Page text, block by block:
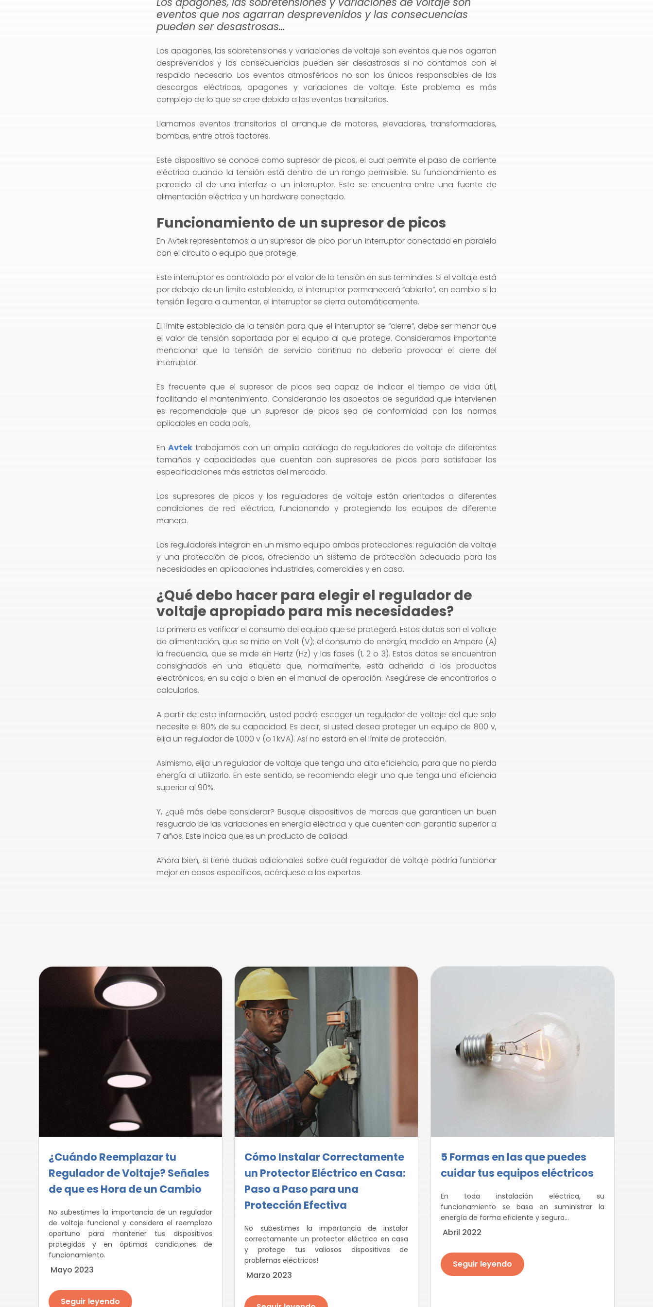
eventos que nos agarran desprevenidos y las consecuencias
pueden ser desastrosas...
Los apagones, las sobretensiones y variaciones de voltaje son eventos que nos agarran
desprevenidos y las consecuencias pueden ser desastrosas si no contamos con el
respaldo necesario. Los eventos atmosféricos no son los únicos responsables de las
descargas eléctricas, apagones y variaciones de voltaje. Este problema es más
complejo de lo que se cree debido a los eventos transitorios.
Llamamos eventos transitorios al arranque de motores, elevadores, transformadores,
bombas, entre otros factores.
Este dispositivo se conoce como supresor de picos, el cual permite el paso de corriente
eléctrica cuando la tensión está dentro de un rango permisible. Su funcionamiento es
parecido al de una interfaz o un interruptor. Este se encuentra entre una fuente de
alimentación eléctrica y un hardware conectado.
Funcionamiento de un supresor de picos
En Avtek representamos a un supresor de pico por un interruptor conectado en paralelo
con el circuito o equipo que protege.
Este interruptor es controlado por el valor de la tensión en sus terminales. Si el voltaje está
por debajo de un límite establecido, el interruptor permanecerá “abierto”, en cambio si la
tensión llegara a aumentar, el interruptor se cierra automáticamente.
El límite establecido de la tensión para que el interruptor se “cierre”, debe ser menor que
el valor de tensión soportada por el equipo al que protege. Consideramos importante
mencionar que la tensión de servicio continuo no debería provocar el cierre del
interruptor.
Es frecuente que el supresor de picos sea capaz de indicar el tiempo de vida útil,
facilitando el mantenimiento. Considerando los aspectos de seguridad que intervienen
es recomendable que un supresor de picos sea de conformidad con las normas
aplicables en cada país.
En Avtektrabajamos con un amplio catálogo de reguladores de voltaje de diferentes
tamaños y capacidades que cuentan con supresores de picos para satisfacer las
especificaciones más estrictas del mercado.
Los supresores de picos y los reguladores de voltaje están orientados a diferentes
condiciones de red eléctrica, funcionando y protegiendo los equipos de diferente
manera.
Los reguladores integran en un mismo equipo ambas protecciones: regulación de voltaje
y una protección de picos, ofreciendo un sistema de protección adecuado para las
necesidades en aplicaciones industriales, comerciales y en casa.
¿Qué debo hacer para elegir el regulador de
voltaje apropiado para mis necesidades?
Lo primero es verificar el consumo del equipo que se protegerá. Estos datos son el voltaje
de alimentación, que se mide en Volt (V); el consumo de energía, medido en Ampere (A)
la frecuencia, que se mide en Hertz (Hz) y las fases (1, 2 o 3). Estos datos se encuentran
consignados en una etiqueta que, normalmente, está adherida a los productos
electrónicos, en su caja o bien en el manual de operación. Asegúrese de encontrarlos o
calcularlos.
A partir de esta información, usted podrá escoger un regulador de voltaje del que solo
necesite el 80% de su capacidad. Es decir, si usted desea proteger un equipo de 800 v,
elija un regulador de 1,000 v (o 1 kVA). Así no estará en el límite de protección.
Asimismo, elija un regulador de voltaje que tenga una alta eficiencia, para que no pierda
energía al utilizarlo. En este sentido, se recomienda elegir uno que tenga una eficiencia
superior al 90%.
Y, ¿qué más debe considerar? Busque dispositivos de marcas que garanticen un buen
resguardo de las variaciones en energía eléctrica y que cuenten con garantía superior a
7 años. Este indica que es un producto de calidad.
Ahora bien, si tiene dudas adicionales sobre cuál regulador de voltaje podría funcionar
mejor en casos específicos, acérquese a los expertos.
¿Cuándo Reemplazar tu
Regulador de Voltaje? Señales
de que es Hora de un Cambio
No subestimes la importancia de un regulador
de voltaje funcional y considera el reemplazo
oportuno para mantener tus dispositivos
protegidos y en óptimas condiciones de
funcionamiento.
Mayo 2023
Seguir leyendo
Cómo Instalar Correctamente
un Protector Eléctrico en Casa:
Paso a Paso para una
Protección Efectiva
No subestimes la importancia de instalar
correctamente un protector eléctrico en casa
y protege tus valiosos dispositivos de
problemas eléctricos!
Marzo 2023
5 Formas en las que puedes
cuidar tus equipos eléctricos
En toda instalación eléctrica, su
funcionamiento se basa en suministrar la
energía de forma eficiente y segura...
Abril 2022
Seguir leyendo